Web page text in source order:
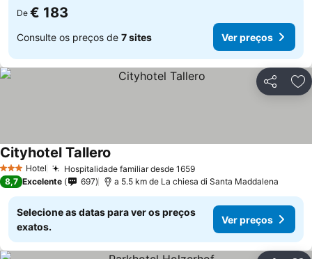
De € 183
Consulte os preços de 7 sites Ver preços
Partilhar
3 EstrelasHotel Hospitalidade familiar desde 1659
Cityhotel Tallero
8,7 Excelente 697 a 5.5 km de La chiesa di Santa Maddalena
Selecione as datas para ver os preços
exatos.
Ver preços